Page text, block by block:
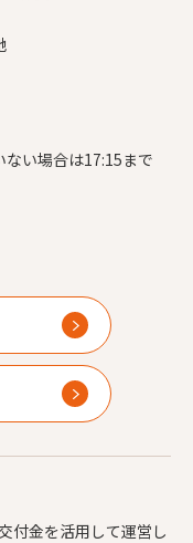
い場合は17:15まで
付金を活用して運営し